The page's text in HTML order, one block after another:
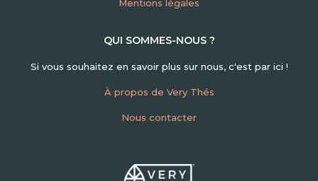
Mentions légales
QUI SOMMES-NOUS ?
Si vous souhaitez en savoir plus sur nous, c'est par ici !
À propos de Very Thés
Nous contacter